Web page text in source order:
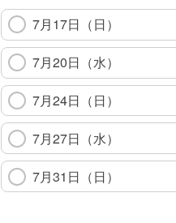
7月17日（日）
7月20日（水）
7月24日（日）
7月27日（水）
7月31日（日）